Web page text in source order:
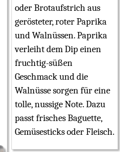
oder Brotaufstrich aus
gerösteter, roter Paprika
und Walnüssen. Paprika
verleiht dem Dip einen
fruchtig-süßen
Geschmack und die
Walnüsse sorgen für eine
tolle, nussige Note. Dazu
passt frisches Baguette,
Gemüsesticks oder Fleisch.